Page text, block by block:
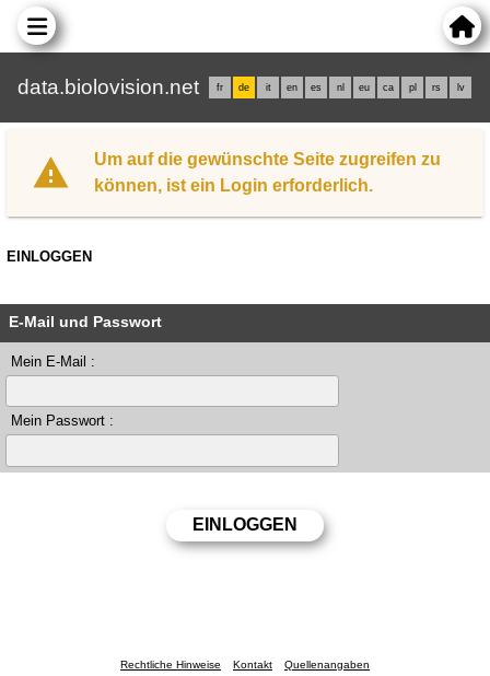
data.biolovision.net fr de it en es nl eu ca pl rs lv
Um auf die gewünschte Seite zugreifen zu
können, ist ein Login erforderlich.
EINLOGGEN
E-Mail und Passwort
Mein E-Mail :
Mein Passwort :
Rechtliche Hinweise Kontakt Quellenangaben